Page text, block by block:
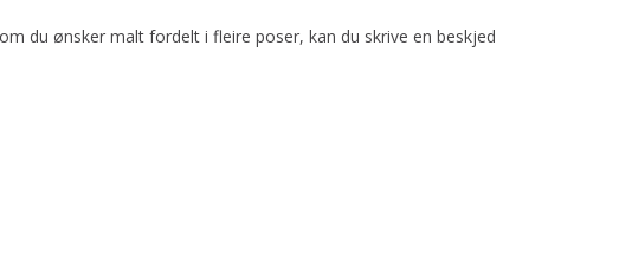
du ønsker malt fordelt i fleire poser, kan du skrive en beskjed